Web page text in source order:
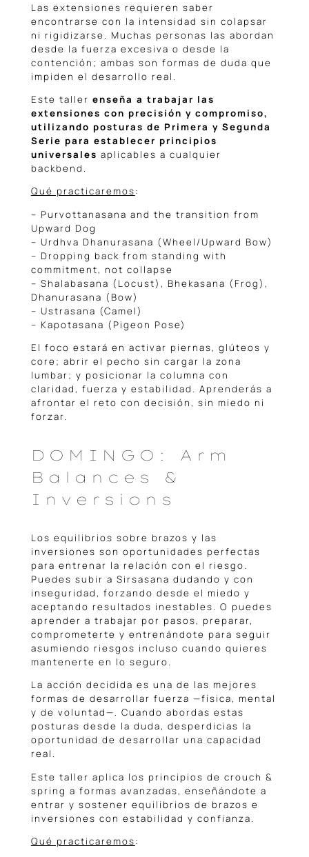
Las extensiones requieren saber
encontrarse con la intensidad sin colapsar
ni rigidizarse. Muchas personas las abordan
desde la fuerza excesiva o desde la
contención; ambas son formas de duda que
impiden el desarrollo real.
Este taller enseña a trabajar las
extensiones con precisión y compromiso,
utilizando posturas de Primera y Segunda
Serie para establecer principios
universales aplicables a cualquier
backbend.
Qué practicaremos:
– Purvottanasana and the transition from
Upward Dog
– Urdhva Dhanurasana (Wheel/Upward Bow)
– Dropping back from standing with
commitment, not collapse
– Shalabasana (Locust), Bhekasana (Frog),
Dhanurasana (Bow)
– Ustrasana (Camel)
– Kapotasana (Pigeon Pose)
El foco estará en activar piernas, glúteos y
core; abrir el pecho sin cargar la zona
lumbar; y posicionar la columna con
claridad, fuerza y estabilidad. Aprenderás a
afrontar el reto con decisión, sin miedo ni
forzar.
DOMINGO: Arm
Balances &
Inversions
Los equilibrios sobre brazos y las
inversiones son oportunidades perfectas
para entrenar la relación con el riesgo.
Puedes subir a Sirsasana dudando y con
inseguridad, forzando desde el miedo y
aceptando resultados inestables. O puedes
aprender a trabajar por pasos, preparar,
comprometerte y entrenándote para seguir
asumiendo riesgos incluso cuando quieres
mantenerte en lo seguro.
La acción decidida es una de las mejores
formas de desarrollar fuerza —física, mental
y de voluntad—. Cuando abordas estas
posturas desde la duda, desperdicias la
oportunidad de desarrollar una capacidad
real.
Este taller aplica los principios de crouch &
spring a formas avanzadas, enseñándote a
entrar y sostener equilibrios de brazos e
inversiones con estabilidad y confianza.
Qué practicaremos: